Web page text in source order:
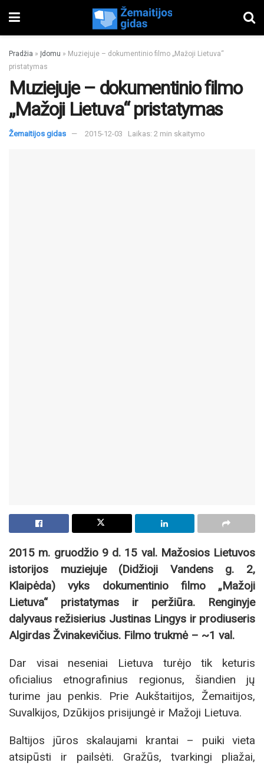
Pradžia » Įdomu » Muziejuje – dokumentinio filmo „Mažoji Lietuva“
pristatymas
Muziejuje – dokumentinio filmo
„Mažoji Lietuva“ pristatymas
Žemaitijos gidas 2015-12-03 Laikas: 2 min skaitymo
2015 m. gruodžio 9 d. 15 val. Mažosios Lietuvos
istorijos muziejuje (Didžioji Vandens g. 2,
Klaipėda) vyks dokumentinio filmo „Mažoji
Lietuva“ pristatymas ir peržiūra. Renginyje
dalyvaus režisierius Justinas Lingys ir prodiuseris
Algirdas Žvinakevičius. Filmo trukmė – ~1 val.
Dar visai neseniai Lietuva turėjo tik keturis
oficialius etnografinius regionus, šiandien jų
turime jau penkis. Prie Aukštaitijos, Žemaitijos,
Suvalkijos, Dzūkijos prisijungė ir Mažoji Lietuva.
Baltijos jūros skalaujami krantai – puiki vieta
atsipūsti ir pailsėti. Gražūs, tvarkingi pliažai,